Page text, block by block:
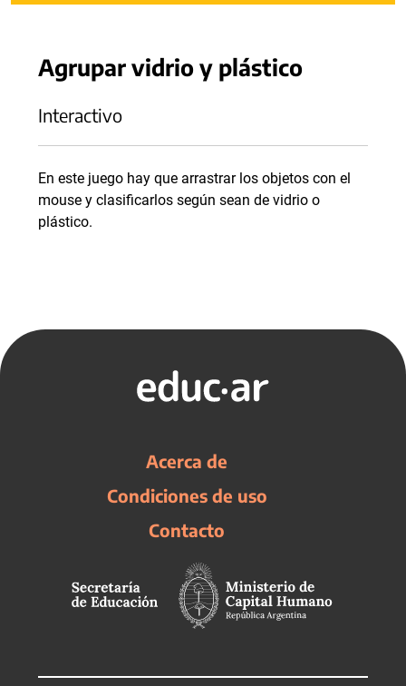
Agrupar vidrio y plástico
Interactivo
En este juego hay que arrastrar los objetos con el
mouse y clasificarlos según sean de vidrio o
plástico.
Acerca de
Condiciones de uso
Contacto